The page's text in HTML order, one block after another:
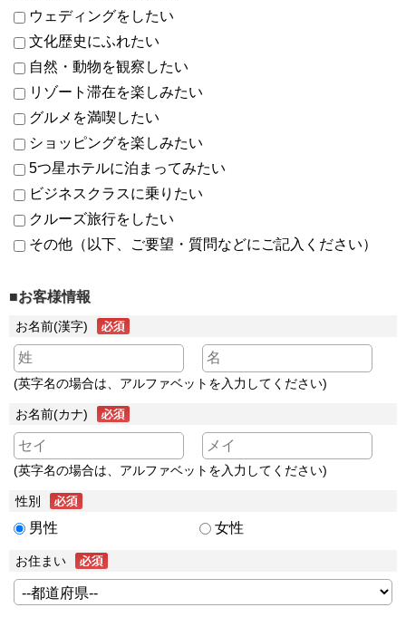
ウェディングをしたい
文化歴史にふれたい
自然・動物を観察したい
リゾート滞在を楽しみたい
グルメを満喫したい
ショッピングを楽しみたい
5つ星ホテルに泊まってみたい
ビジネスクラスに乗りたい
クルーズ旅行をしたい
その他（以下、ご要望・質問などにご記入ください）
■お客様情報
お名前(漢字)
(英字名の場合は、アルファベットを入力してください)
お名前(カナ)
(英字名の場合は、アルファベットを入力してください)
性別
男性 女性
お住まい